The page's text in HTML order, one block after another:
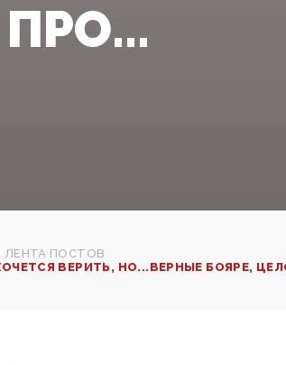
ПРО...
ЛЕНТА ПОСТОВ
ВЕРИТЬ, НО...ВЕРНЫЕ БОЯРЕ,